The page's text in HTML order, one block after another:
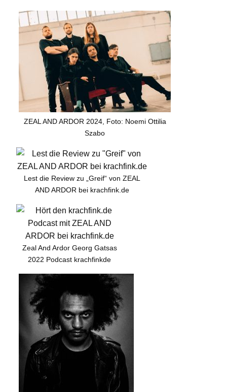
ZEAL AND ARDOR 2024, Foto: Noemi Ottilia
Szabo
Lest die Review zu „Greif“ von ZEAL
AND ARDOR bei krachfink.de
Zeal And Ardor Georg Gatsas
2022 Podcast krachfinkde